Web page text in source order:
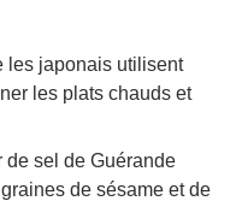
les japonais utilisent
les plats chauds et
de sel de Guérande
de sésame et de